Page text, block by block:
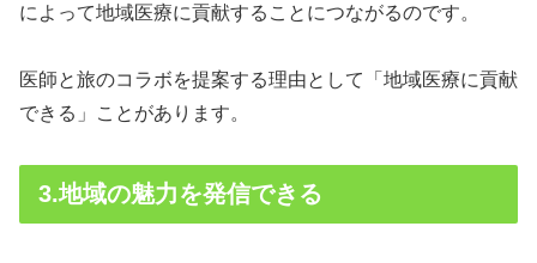
によって地域医療に貢献することにつながるのです。
医師と旅のコラボを提案する理由として「地域医療に貢献
できる」ことがあります。
3.地域の魅力を発信できる